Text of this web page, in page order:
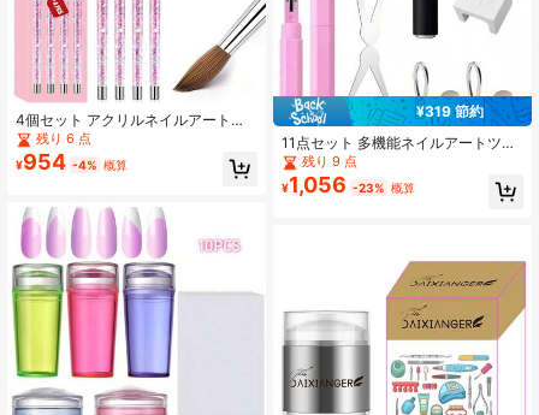
4個セット アクリルネイルアートブ
ラシ、ピンクハンドル ネイルブラシ
アクリルパウダー塗布、ネイルカー
ビング、UVジェルペインティング
残り 6 点
¥954 -4% 概算
¥319 節約
11点セット 多機能ネイルアートツー
ルセット、スタイリングアクセサリ
ー付き、様々なネイルアートスタイ
ルを作成可能、日常のネイルケアと
残り 9 点
¥1,056 -23% 概算